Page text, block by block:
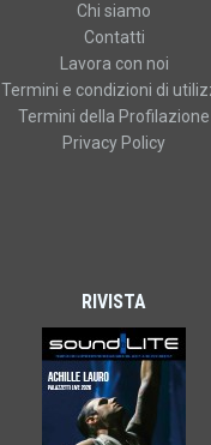
Chi siamo
Contatti
Lavora con noi
Termini e condizioni di
Termini della Profilazione
Privacy Policy
RIVISTA